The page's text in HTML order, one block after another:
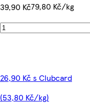
39,90 Kč79,80 Kč/kg
26,90 Kč s Clubcard
(53,80 Kč/kg)